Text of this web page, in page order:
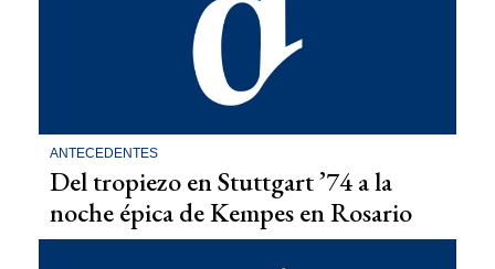
ANTECEDENTES
Del tropiezo en Stuttgart ’74 a la
noche épica de Kempes en Rosario